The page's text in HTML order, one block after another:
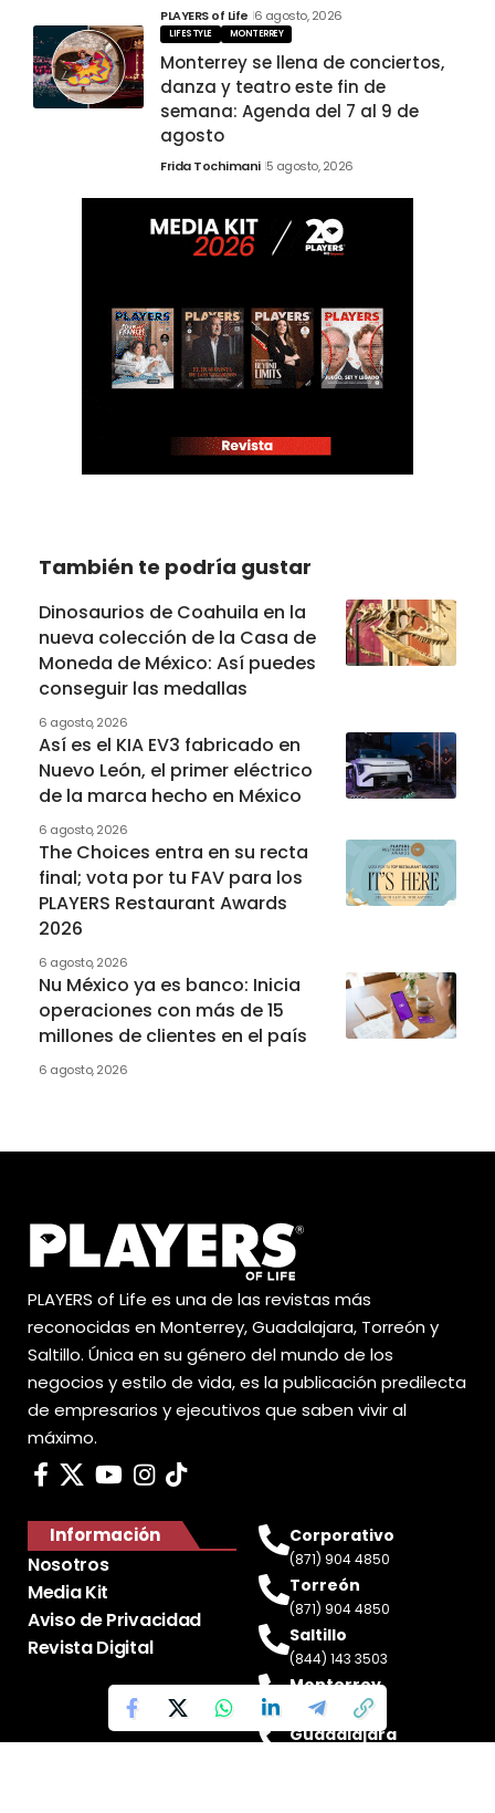
PLAYERS of Life 6 agosto, 2026
LIFESTYLE MONTERREY
Monterrey se llena de conciertos,
danza y teatro este fin de
semana: Agenda del 7 al 9 de
agosto
Frida Tochimani 5 agosto, 2026
También te podría gustar
Dinosaurios de Coahuila en la
nueva colección de la Casa de
Moneda de México: Así puedes
conseguir las medallas
6 agosto, 2026
Así es el KIA EV3 fabricado en
Nuevo León, el primer eléctrico
de la marca hecho en México
6 agosto, 2026
The Choices entra en su recta
final; vota por tu FAV para los
PLAYERS Restaurant Awards
2026
6 agosto, 2026
Nu México ya es banco: Inicia
operaciones con más de 15
millones de clientes en el país
6 agosto, 2026
PLAYERS of Life es una de las revistas más
reconocidas en Monterrey, Guadalajara, Torreón y
Saltillo. Única en su género del mundo de los
negocios y estilo de vida, es la publicación predilecta
de empresarios y ejecutivos que saben vivir al
máximo.
Información
Nosotros
Media Kit
Aviso de Privacidad
Revista Digital
Corporativo
(871) 904 4850
Torreón
(871) 904 4850
Saltillo
(844) 143 3503
Monterrey
(81) 2188 0412
Guadalajara